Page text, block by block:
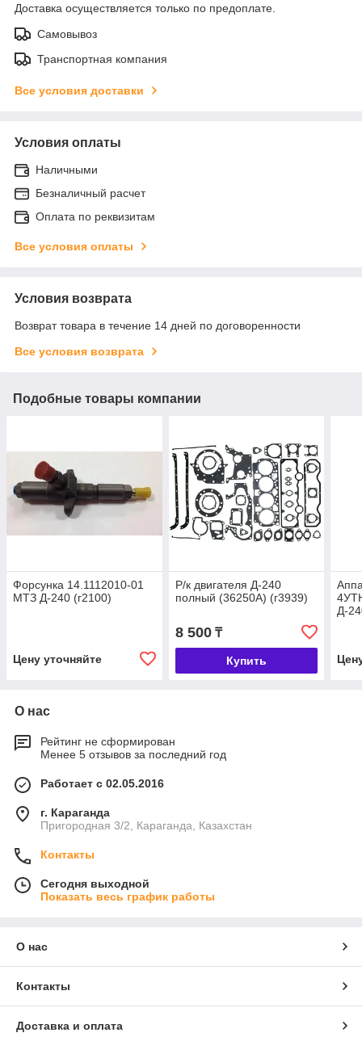
Доставка осуществляется только по предоплате.
Самовывоз
Транспортная компания
Все условия доставки
Условия оплаты
Наличными
Безналичный расчет
Оплата по реквизитам
Все условия оплаты
Условия возврата
Возврат товара в течение 14 дней по договоренности
Все условия возврата
Подобные товары компании
Форсунка 14.1112010-01
МТЗ Д-240 (г2100)
Цену уточняйте
Р/к двигателя Д-240
полный (36250А) (г3939)
8 500₸
Купить
Д-
О нас
Рейтинг не сформирован
Менее 5 отзывов за последний год
Работает с 02.05.2016
г. Караганда
Пригородная 3/2, Караганда, Казахстан
Контакты
Сегодня выходной
Показать весь график работы
О нас
Контакты
Доставка и оплата